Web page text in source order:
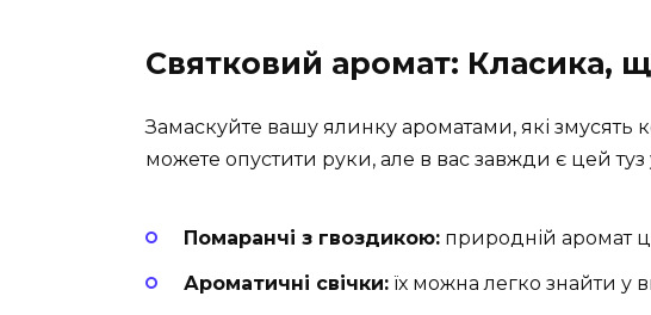
Святковий аромат: Класика,
Замаскуйте вашу ялинку ароматами, які змусять
можете опустити руки, але в вас завжди є цей туз
Помаранчі з гвоздикою: природній аромат
Ароматичні свічки: їх можна легко знайти у